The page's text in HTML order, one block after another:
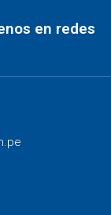
en redes